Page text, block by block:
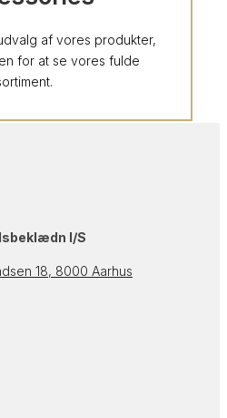
af vores produkter,
for at se vores fulde
I/S
18, 8000 Aarhus